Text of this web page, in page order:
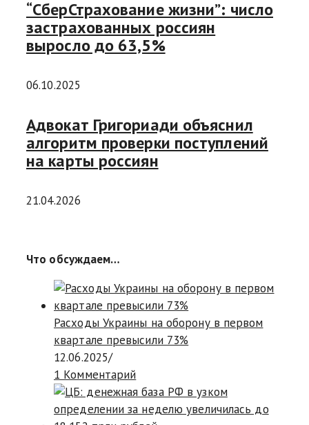
“СберСтрахование жизни”: число
застрахованных россиян
выросло до 63,5%
06.10.2025
Адвокат Григориади объяснил
алгоритм проверки поступлений
на карты россиян
21.04.2026
Что обсуждаем…
Расходы Украины на оборону в первом
квартале превысили 73%
12.06.2025/
1 Комментарий